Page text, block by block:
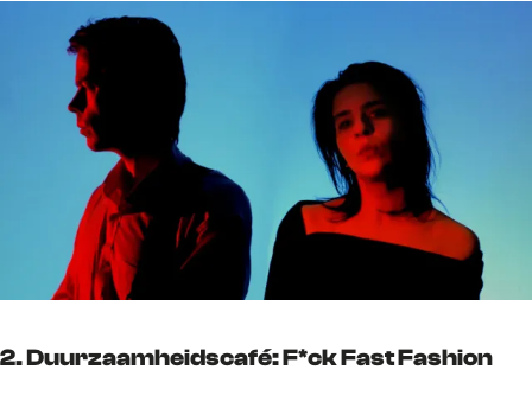
2. Duurzaamheidscafé: F*ck Fast Fashion